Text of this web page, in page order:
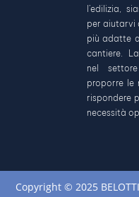
l’edilizia,
per aiutarvi
più adatte
cantiere.
nel
proporre le
rispondere
necessità
Copyright © 2025